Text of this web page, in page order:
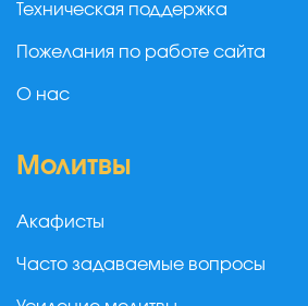
Техническая поддержка
Пожелания по работе сайта
О нас
Молитвы
Акафисты
Часто задаваемые вопросы